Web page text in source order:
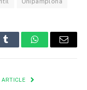
Tumblr WhatsAppEmail
ARTICLE